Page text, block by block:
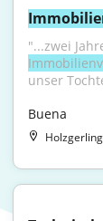
unser
Buena